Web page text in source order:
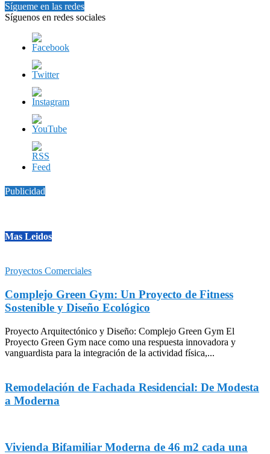
Sígueme en las redes
Síguenos en redes sociales
Publicidad
Mas Leidos
Proyectos Comerciales
Complejo Green Gym: Un Proyecto de Fitness
Sostenible y Diseño Ecológico
Proyecto Arquitectónico y Diseño: Complejo Green Gym El
Proyecto Green Gym nace como una respuesta innovadora y
vanguardista para la integración de la actividad física,...
Remodelación de Fachada Residencial: De Modesta
a Moderna
Vivienda Bifamiliar Moderna de 46 m2 cada una